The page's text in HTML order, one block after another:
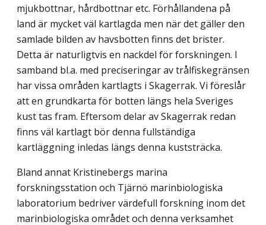
mjukbottnar, hårdbottnar etc. Förhållandena på
land är mycket väl kartlagda men när det gäller den
samlade bilden av havsbotten finns det brister.
Detta är naturligtvis en nackdel för forskningen. I
samband bl.a. med preciseringar av trålfiskegränsen
har vissa områden kartlagts i Skagerrak. Vi föreslår
att en grundkarta för botten längs hela Sveriges
kust tas fram. Eftersom delar av Skagerrak redan
finns väl kartlagt bör denna fullständiga
kartläggning inledas längs denna kuststräcka.
Bland annat Kristinebergs marina
forskningsstation och Tjärnö marinbiologiska
laboratorium bedriver värdefull forskning inom det
marinbiologiska området och denna verksamhet